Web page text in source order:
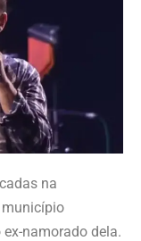
na
namorado dela.